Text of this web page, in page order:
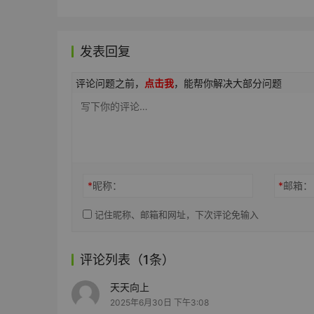
发表回复
评论问题之前， 点击我，能帮你解决大部分问题
*昵称： *邮箱：
记住昵称、邮箱和网址，下次评论免输入
评论列表（1条）
天天向上
2025年6月30日 下午3:08